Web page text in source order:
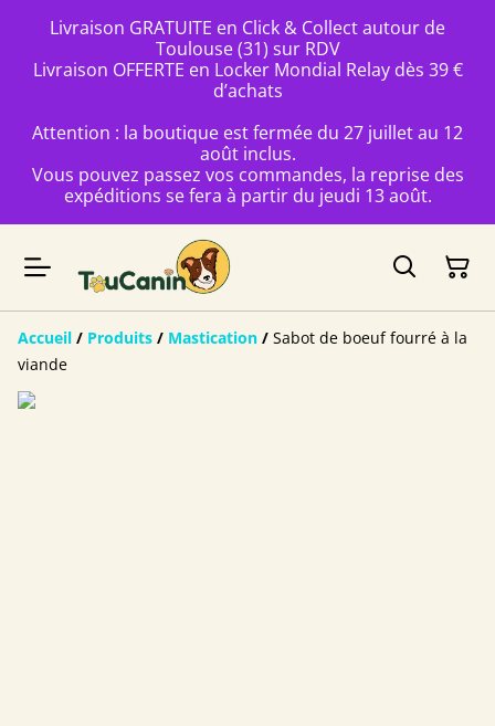
Livraison GRATUITE en Click & Collect autour de
Toulouse (31) sur RDV
Livraison OFFERTE en Locker Mondial Relay dès 39 €
d’achats
Attention : la boutique est fermée du 27 juillet au 12
août inclus.
Vous pouvez passez vos commandes, la reprise des
expéditions se fera à partir du jeudi 13 août.
Accueil / Produits / Mastication / Sabot de boeuf fourré à la
viande